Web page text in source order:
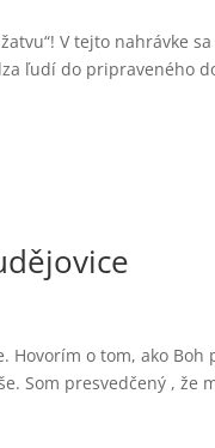
V tejto nahrávke
ľudí do pripraveného
o tom, ako Boh
Som presvedčený , že